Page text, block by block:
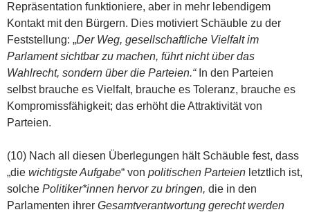
Repräsentation funktioniere, aber in mehr lebendigem
Kontakt mit den Bürgern. Dies motiviert Schäuble zu der
Feststellung: „Der Weg, gesellschaftliche Vielfalt im
Parlament sichtbar zu machen, führt nicht über das
Wahlrecht, sondern über die Parteien.“In den Parteien
selbst brauche es Vielfalt, brauche es Toleranz, brauche es
Kompromissfähigkeit; das erhöht die Attraktivität von
Parteien.
(10) Nach all diesen Überlegungen hält Schäuble fest, dass
„die wichtigste Aufgabe“ von politischen Parteien letztlich ist,
solche Politiker*innen hervor zu bringen, die in den
Parlamenten ihrer Gesamtverantwortung gerecht werden